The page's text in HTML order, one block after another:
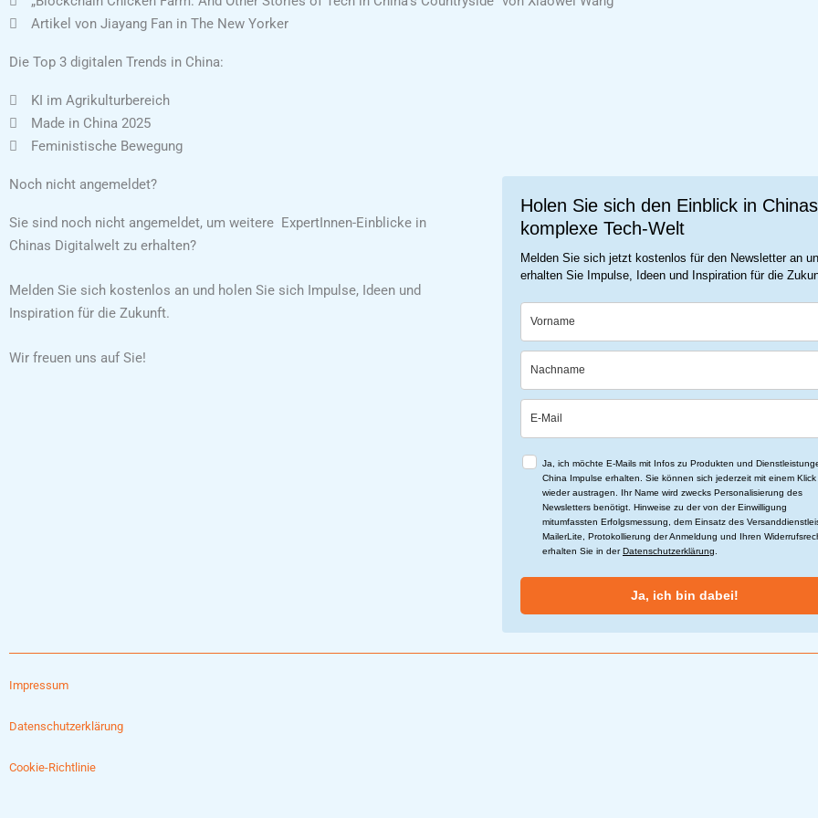
Artikel von Jiayang Fan in The New Yorker
Die Top 3 digitalen Trends in China:
KI im Agrikulturbereich
Made in China 2025
Feministische Bewegung
Noch nicht angemeldet?
Sie sind noch nicht angemeldet, um weitere ExpertInnen-Einblicke in
Chinas Digitalwelt zu erhalten?
Melden Sie sich kostenlos an und holen Sie sich Impulse, Ideen und
Inspiration für die Zukunft.
Wir freuen uns auf Sie!
Holen Sie sich den Einblick in Chinas
komplexe Tech-Welt
Melden Sie sich jetzt kostenlos für den Newsletter an
erhalten Sie Impulse, Ideen und Inspiration für die
Ja, ich möchte E-Mails mit Infos zu Produkten und
China Impulse erhalten. Sie können sich jederzeit mit einem Klick
wieder austragen. Ihr Name wird zwecks Personalisierung des
Newsletters benötigt. Hinweise zu der von der Einwilligung
mitumfassten Erfolgsmessung, dem Einsatz des
MailerLite, Protokollierung der Anmeldung und Ihren
erhalten Sie in derDatenschutzerklärung
Ja, ich bin dabei!
Impressum
Datenschutzerklärung
Cookie-Richtlinie